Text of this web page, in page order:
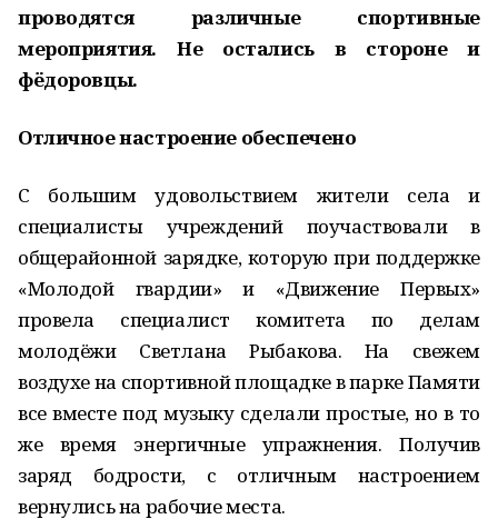
проводятся различные спортивные
мероприятия. Не остались в стороне и
фёдоровцы.
Отличное настроение обеспечено
С большим удовольствием жители села и
специалисты учреждений поучаствовали в
общерайонной зарядке, которую при поддержке
«Молодой гвардии» и «Движение Первых»
провела специалист комитета по делам
молодёжи Светлана Рыбакова. На свежем
воздухе на спортивной площадке в парке Памяти
все вместе под музыку сделали простые, но в то
же время энергичные упражнения. Получив
заряд бодрости, с отличным настроением
вернулись на рабочие места.